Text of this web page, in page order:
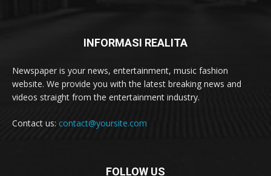
INFORMASI REALITA
Newspaper is your news, entertainment, music fashion
website. We provide you with the latest breaking news and
videos straight from the entertainment industry.
Contact us: contact@yoursite.com
FOLLOW US